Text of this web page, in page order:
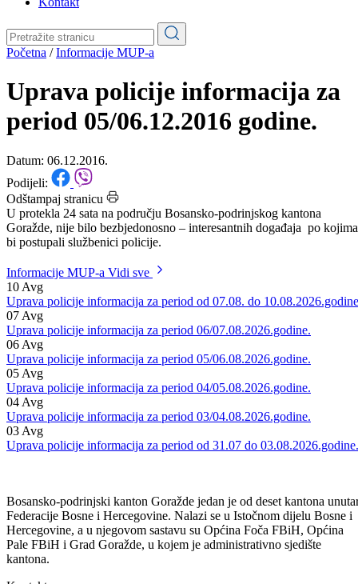
Pale-Prača
Kontakt
Početna/Informacije MUP-a
Uprava policije informacija za
period 05/06.12.2016 godine.
Datum: 06.12.2016.
Podijeli:
Odštampaj stranicu
Goražde, nije bilo bezbjedonosno – interesantnih događaja po kojima
bi postupali službenici policije.
Informacije MUP-a
10Avg
Uprava policije informacija za period od 07.08. do
07Avg
Uprava policije informacija za period 06/07.08.2026.godine.
06Avg
Uprava policije informacija za period 05/06.08.2026.godine.
05Avg
Uprava policije informacija za period 04/05.08.2026.godine.
04Avg